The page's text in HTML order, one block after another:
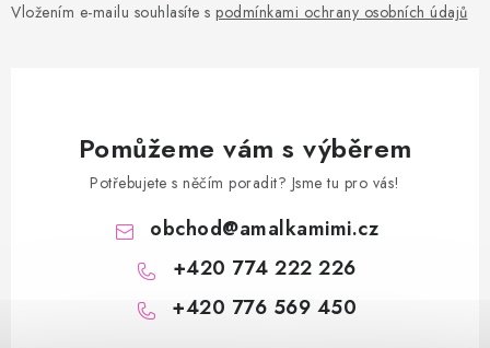
Vložením e-mailu souhlasíte s podmínkami ochrany osobních údajů
Pomůžeme vám s výběrem
Potřebujete s něčím poradit? Jsme tu pro vás!
obchod@amalkamimi.cz
+420 774 222 226
+420 776 569 450